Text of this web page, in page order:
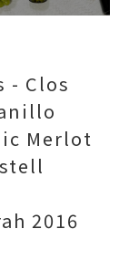
- Clos
Merlot
2016